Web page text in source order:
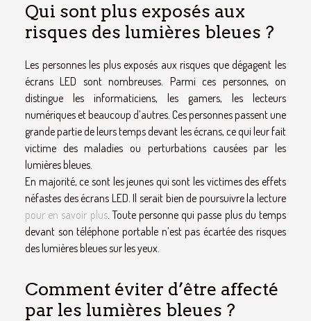
Qui sont plus exposés aux
risques des lumières bleues ?
Les personnes les plus exposés aux risques que dégagent les
écrans LED sont nombreuses. Parmi ces personnes, on
distingue les informaticiens, les gamers, les lecteurs
numériques et beaucoup d’autres. Ces personnes passent une
grande partie de leurs temps devant les écrans, ce qui leur fait
victime des maladies ou perturbations causées par les
lumières bleues.
En majorité, ce sont les jeunes qui sont les victimes des effets
néfastes des écrans LED. Il serait bien de poursuivre la lecture
pour en savoir plus. Toute personne qui passe plus du temps
devant son téléphone portable n’est pas écartée des risques
des lumières bleues sur les yeux.
Comment éviter d’être affecté
par les lumières bleues ?